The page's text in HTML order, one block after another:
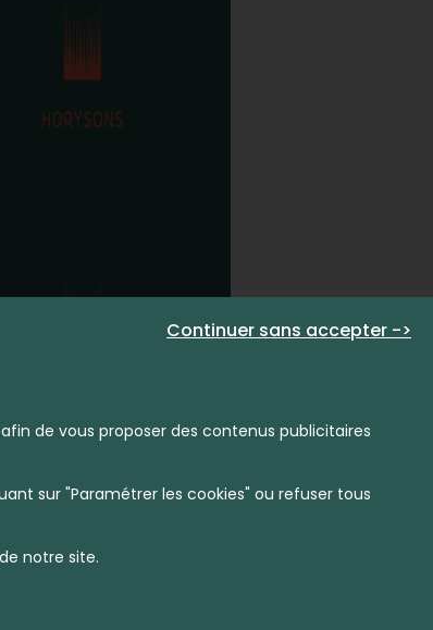
Continuer sans accepter ->
de vous proposer des contenus publicitaires
sur "Paramétrer les cookies" ou refuser tous
notre site.